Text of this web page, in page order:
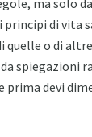
di vita
o di
spiegazioni
prima devi